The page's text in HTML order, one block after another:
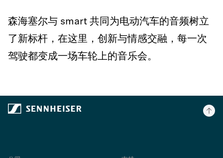
森海塞尔与 smart 共同为电动汽车的音频树立
了新标杆，在这里，创新与情感交融，每一次
驾驶都变成一场车轮上的音乐会。